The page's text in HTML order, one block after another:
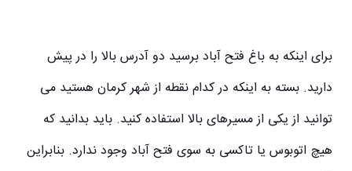
برای اینکه به باغ فتح آباد برسید دو آدرس بالا را در پیش
دارید. بسته به اینکه در کدام نقطه از شهر کرمان هستید می
توانید از یکی از مسیرهای بالا استفاده کنید. باید بدانید که
هیچ اتوبوس یا تاکسی به سوی فتح آباد وجود ندارد. بنابراین